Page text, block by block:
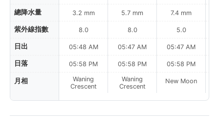
總降水量
紫外線指數
日出
日落
月相
3.2 mm
8.0
05:48 AM
05:58 PM
Waning
Crescent
5.7 mm
8.0
05:47 AM
05:58 PM
Waning
Crescent
7.4 mm
5.0
05:47 AM
05:58 PM
New Moon